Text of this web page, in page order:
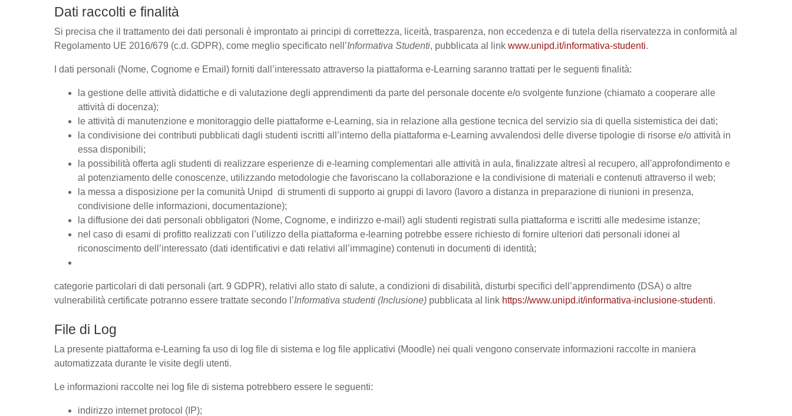
Dati raccolti e finalità
Si precisa che il trattamento dei dati personali è improntato ai principi di correttezza, liceità, trasparenza, non eccedenza e di tutela della riservatezza in conformità al
Regolamento UE 2016/679 (c.d. GDPR), come meglio specificato nell’Informativa Studenti, pubblicata al link www.unipd.it/informativa-studenti.
I dati personali (Nome, Cognome e Email) forniti dall’interessato attraverso la piattaforma e-Learning saranno trattati per le seguenti finalità:
la gestione delle attività didattiche e di valutazione degli apprendimenti da parte del personale docente e/o svolgente funzione (chiamato a cooperare alle
attività di docenza);
le attività di manutenzione e monitoraggio delle piattaforme e-Learning, sia in relazione alla gestione tecnica del servizio sia di quella sistemistica dei dati;
la condivisione dei contributi pubblicati dagli studenti iscritti all’interno della piattaforma e-Learning avvalendosi delle diverse tipologie di risorse e/o attività in
essa disponibili;
la possibilità offerta agli studenti di realizzare esperienze di e-learning complementari alle attività in aula, finalizzate altresì al recupero, all'approfondimento e
al potenziamento delle conoscenze, utilizzando metodologie che favoriscano la collaborazione e la condivisione di materiali e contenuti attraverso il web;
la messa a disposizione per la comunità Unipd di strumenti di supporto ai gruppi di lavoro (lavoro a distanza in preparazione di riunioni in presenza,
condivisione delle informazioni, documentazione);
la diffusione dei dati personali obbligatori (Nome, Cognome, e indirizzo e-mail) agli studenti registrati sulla piattaforma e iscritti alle medesime istanze;
nel caso di esami di profitto realizzati con l’utilizzo della piattaforma e-learning potrebbe essere richiesto di fornire ulteriori dati personali idonei al
riconoscimento dell’interessato (dati identificativi e dati relativi all’immagine) contenuti in documenti di identità;
categorie particolari di dati personali (art. 9 GDPR), relativi allo stato di salute, a condizioni di disabilità, disturbi specifici dell’apprendimento (DSA) o altre
vulnerabilità certificate potranno essere trattate secondo l’Informativa studenti (Inclusione) pubblicata al link https://www.unipd.it/informativa-inclusione-studenti.
File di Log
La presente piattaforma e-Learning fa uso di log file di sistema e log file applicativi (Moodle) nei quali vengono conservate informazioni raccolte in maniera
automatizzata durante le visite degli utenti.
Le informazioni raccolte nei log file di sistema potrebbero essere le seguenti:
indirizzo internet protocol (IP);